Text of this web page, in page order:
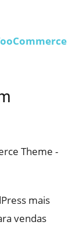
mais
vendas